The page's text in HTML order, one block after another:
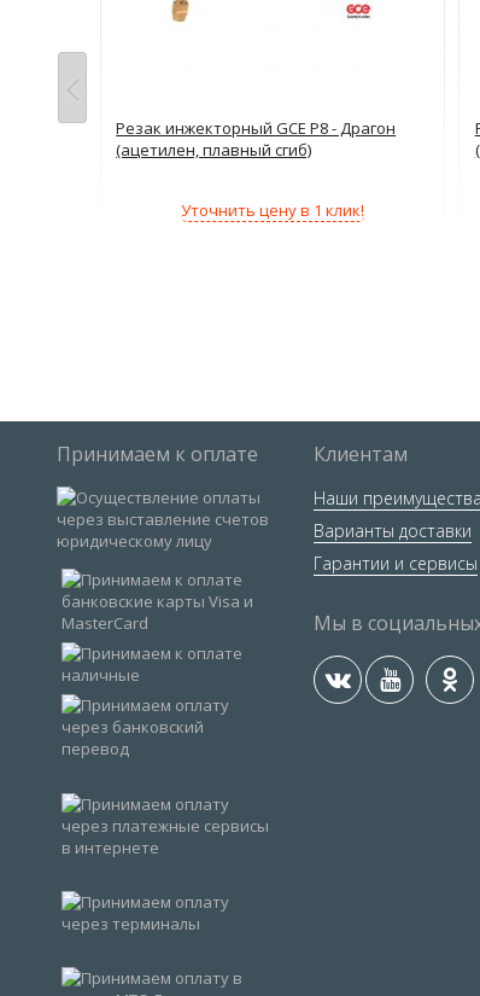
Резак инжекторный GCE P8 - Драгон
(ацетилен, плавный сгиб)
Уточнить цену в 1 клик!
Принимаем к оплате Клиентам
Наши преимущества
Варианты доставки
Гарантии и сервисы
Мы в